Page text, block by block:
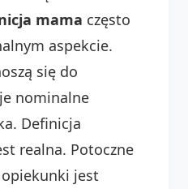
mama często
aspekcie.
się do
nominalne
Definicja
realna. Potoczne
opiekunki jest